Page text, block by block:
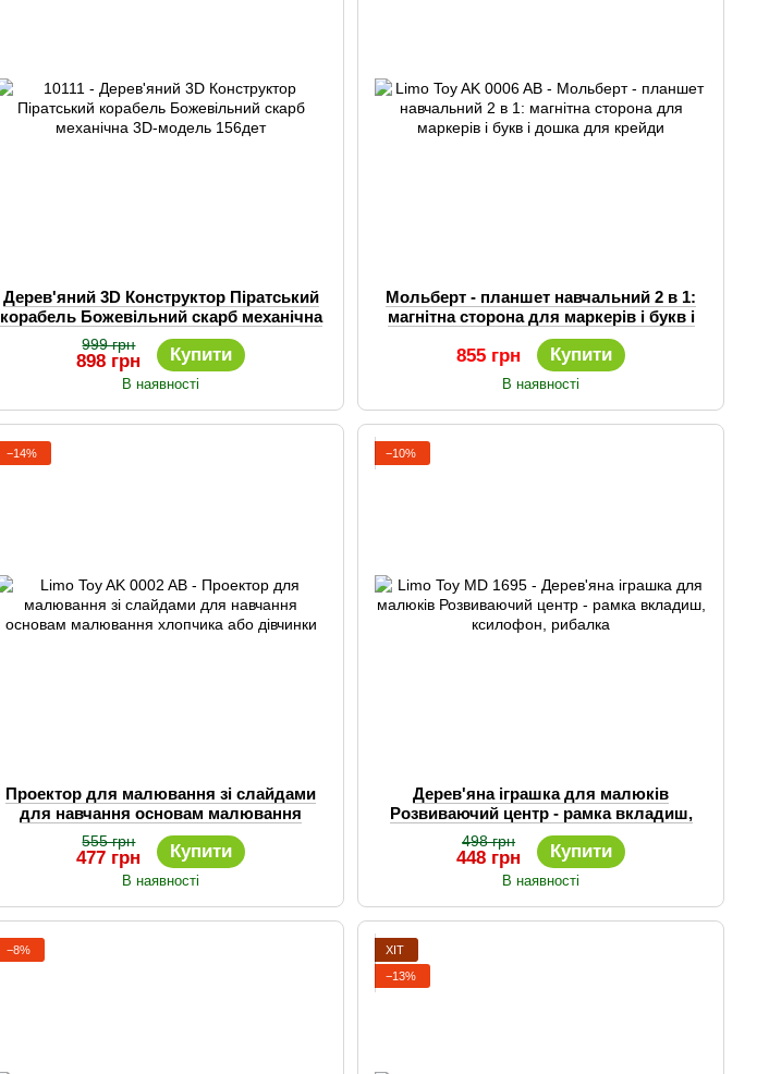
Дерев'яний 3D Конструктор Піратський
корабель Божевільний скарб механічна
3D-модель 156дет
999 грн
898 грн Купити
В наявності
Мольберт - планшет навчальний 2 в 1:
магнітна сторона для маркерів і букв і
дошка для крейди
855 грн Купити
В наявності
−14%
Проектор для малювання зі слайдами
для навчання основам малювання
хлопчика або дівчинки
555 грн
477 грн Купити
В наявності
−10%
Дерев'яна іграшка для малюків
Розвиваючий центр - рамка вкладиш,
ксилофон, рибалка
498 грн
448 грн Купити
В наявності
−8%
ХІТ
−13%